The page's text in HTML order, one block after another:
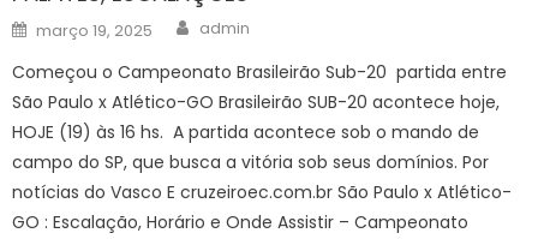
Posted
on
março 19, 2025 Author
admin
Começou o Campeonato Brasileirão Sub-20 partida entre
São Paulo x Atlético-GO Brasileirão SUB-20 acontece hoje,
HOJE (19) às 16 hs. A partida acontece sob o mando de
campo do SP, que busca a vitória sob seus domínios. Por
notícias do Vasco E cruzeiroec.com.br São Paulo x Atlético-
GO : Escalação, Horário e Onde Assistir – Campeonato